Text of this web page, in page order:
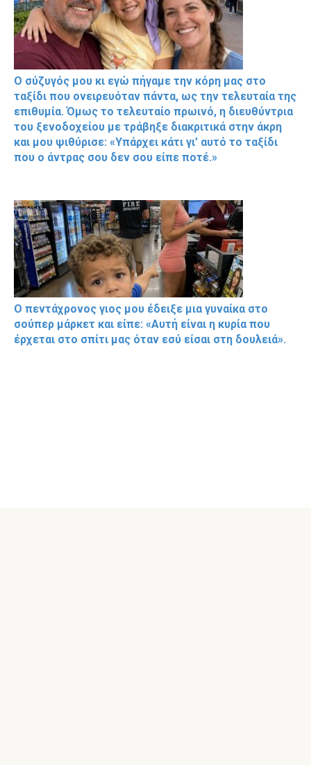
Ο σύζυγός μου κι εγώ πήγαμε την κόρη μας στο
ταξίδι που ονειρευόταν πάντα, ως την τελευταία της
επιθυμία. Όμως το τελευταίο πρωινό, η διευθύντρια
του ξενοδοχείου με τράβηξε διακριτικά στην άκρη
και μου ψιθύρισε: «Υπάρχει κάτι γι’ αυτό το ταξίδι
που ο άντρας σου δεν σου είπε ποτέ.»
Ο πεντάχρονος γιος μου έδειξε μια γυναίκα στο
σούπερ μάρκετ και είπε: «Αυτή είναι η κυρία που
έρχεται στο σπίτι μας όταν εσύ είσαι στη δουλειά».